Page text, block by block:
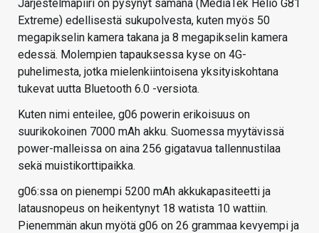
Järjestelmäpiiri on pysynyt samana (MediaTek Helio G81
Extreme) edellisestä sukupolvesta, kuten myös 50
megapikselin kamera takana ja 8 megapikselin kamera
edessä. Molempien tapauksessa kyse on 4G-
puhelimesta, jotka mielenkiintoisena yksityiskohtana
tukevat uutta Bluetooth 6.0 -versiota.
Kuten nimi enteilee, g06 powerin erikoisuus on
suurikokoinen 7000 mAh akku. Suomessa myytävissä
power-malleissa on aina 256 gigatavua tallennustilaa
sekä muistikorttipaikka.
g06:ssa on pienempi 5200 mAh akkukapasiteetti ja
latausnopeus on heikentynyt 18 watista 10 wattiin.
Pienemmän akun myötä g06 on 26 grammaa kevyempi ja